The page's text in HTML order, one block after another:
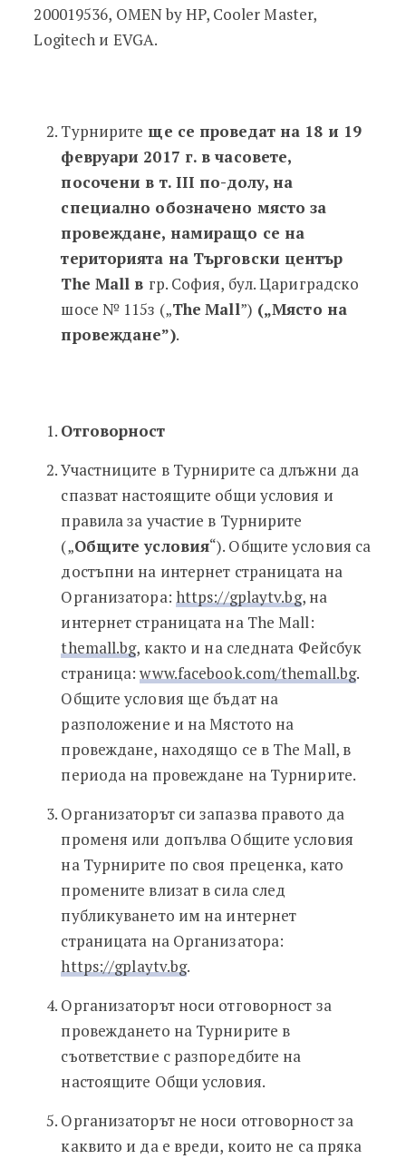
200019536, OMEN by HP, Cooler Master,
Logitech и EVGA.
Турнирите ще се проведат на 18 и 19
февруари 2017 г. в часовете,
посочени в т. III по-долу, на
специално обозначено място за
провеждане, намиращо се на
територията на Търговски център
The Mall в гр. София, бул. Цариградско
шосе № 115з („The Mall”) („Място на
провеждане”).
Отговорност
Участниците в Турнирите са длъжни да
спазват настоящите общи условия и
правила за участие в Турнирите
(„Общите условия“). Общите условия са
достъпни на интернет страницата на
Организатора: https://gplaytv.bg, на
интернет страницата на The Mall:
themall.bg, както и на следната Фейсбук
страница:www.facebook.com/themall.bg.
Общите условия ще бъдат на
разположение и на Мястото на
провеждане, находящо се в The Mall, в
периода на провеждане на Турнирите.
Организаторът си запазва правото да
променя или допълва Общите условия
на Турнирите по своя преценка, като
промените влизат в сила след
публикуването им на интернет
страницата на Организатора:
https://gplaytv.bg.
Организаторът носи отговорност за
провеждането на Турнирите в
съответствие с разпоредбите на
настоящите Общи условия.
Организаторът не носи отговорност за
каквито и да е вреди, които не са пряка